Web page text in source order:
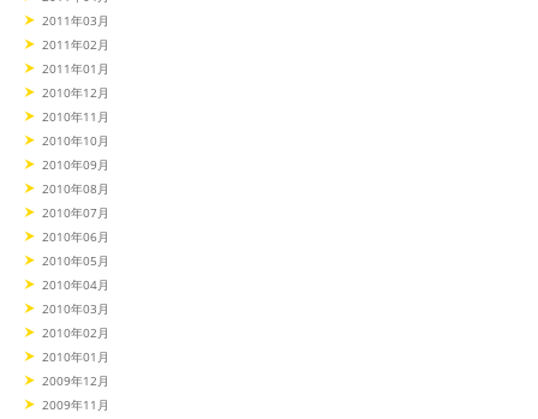
2011年03月
2011年02月
2011年01月
2010年12月
2010年11月
2010年10月
2010年09月
2010年08月
2010年07月
2010年06月
2010年05月
2010年04月
2010年03月
2010年02月
2010年01月
2009年12月
2009年11月